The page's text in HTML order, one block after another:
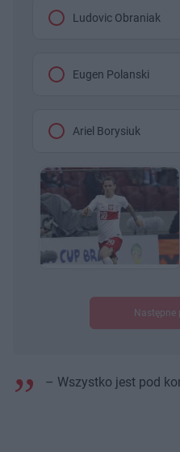
Ludovic Obraniak
Eugen Polanski
Ariel Borysiuk
Następne
– Wszystko jest pod